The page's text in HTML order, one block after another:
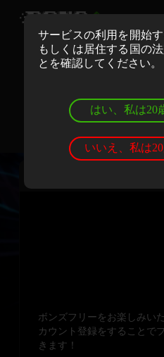
ボンズカジノでリ
ボンズカジノでデ
登録
サービスの利用を開始
もしくは居住する国の
とを確認してください。
はい、私は20
いいえ、私は
ボンズフリーをお楽しみい
カウント登録をすることで
きます！